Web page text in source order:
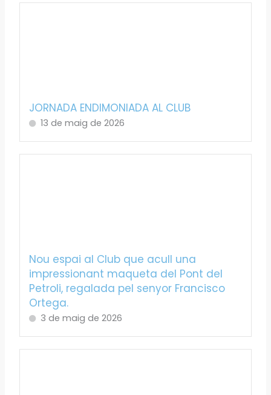
JORNADA ENDIMONIADA AL CLUB
13 de maig de 2026
Nou espai al Club que acull una
impressionant maqueta del Pont del
Petroli, regalada pel senyor Francisco
Ortega.
3 de maig de 2026